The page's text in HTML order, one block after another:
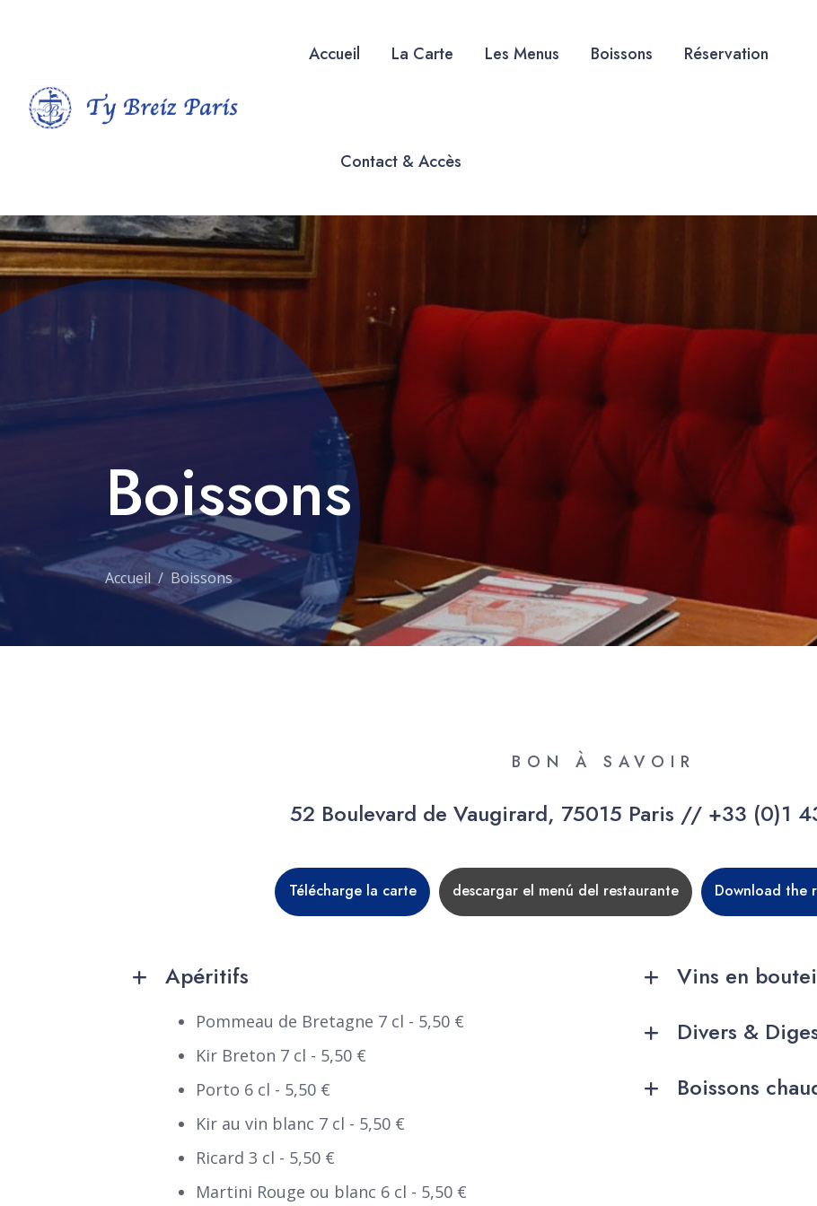
Accueil La Carte Les Menus Boissons Réservation
Contact & Accès
Boissons
Accueil Boissons
BON À SAVOIR
52 Boulevard de Vaugirard, 75015 Paris // +33 (0)1
Télécharge la carte descargar el menú del restaurante Download the
Apéritifs
Pommeau de Bretagne 7 cl - 5,50 €
Kir Breton 7 cl - 5,50 €
Porto 6 cl - 5,50 €
Kir au vin blanc 7 cl - 5,50 €
Ricard 3 cl - 5,50 €
Martini Rouge ou blanc 6 cl - 5,50 €
Vins en
Divers &
Boissons